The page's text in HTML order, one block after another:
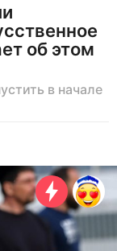
об этом
в начале